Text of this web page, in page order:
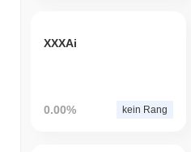
XXXAi
0.00% kein Rang